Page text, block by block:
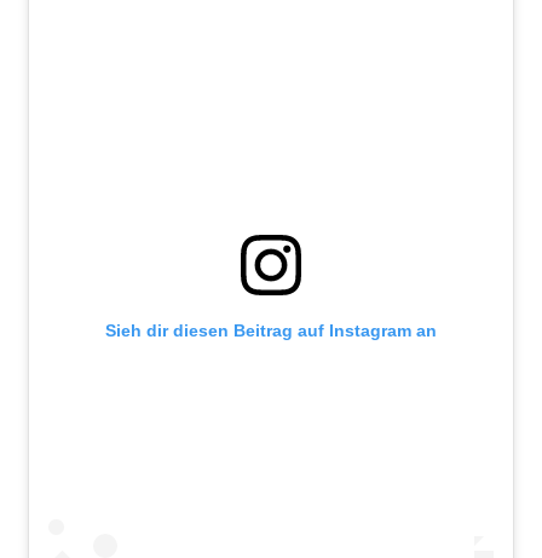
Sieh dir diesen Beitrag auf Instagram an